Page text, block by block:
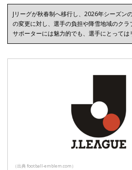
Jリーグが秋春制へ移行し、2026年シーズン
の変更に対し、選手の負担や降雪地域のク
サポーターには魅力的でも、選手にとっては
（出典 football-emblem.com）